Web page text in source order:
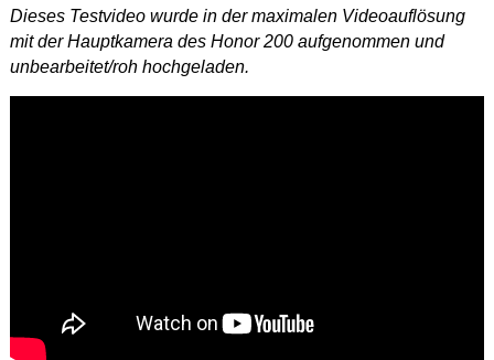
Dieses Testvideo wurde in der maximalen Videoauflösung
mit der Hauptkamera des Honor 200 aufgenommen und
unbearbeitet/roh hochgeladen.